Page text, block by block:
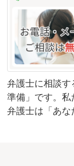
弁護士に相談
準備」です。
弁護士は「あ